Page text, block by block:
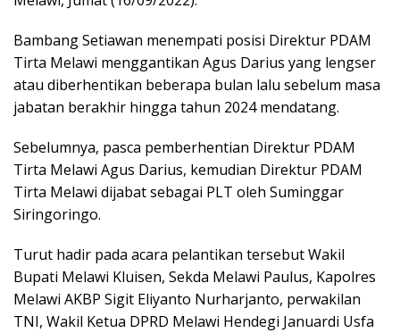
Bambang Setiawan menempati posisi Direktur PDAM
Tirta Melawi menggantikan Agus Darius yang lengser
atau diberhentikan beberapa bulan lalu sebelum masa
jabatan berakhir hingga tahun 2024 mendatang.
Sebelumnya, pasca pemberhentian Direktur PDAM
Tirta Melawi Agus Darius, kemudian Direktur PDAM
Tirta Melawi dijabat sebagai PLT oleh Suminggar
Siringoringo.
Turut hadir pada acara pelantikan tersebut Wakil
Bupati Melawi Kluisen, Sekda Melawi Paulus, Kapolres
Melawi AKBP Sigit Eliyanto Nurharjanto, perwakilan
TNI, Wakil Ketua DPRD Melawi Hendegi Januardi Usfa